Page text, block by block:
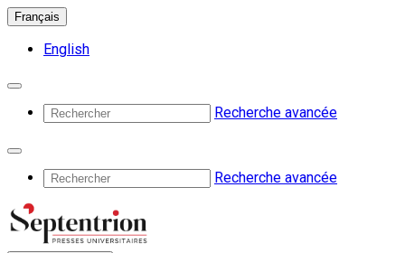
Français
English
Recherche avancée
Recherche avancée